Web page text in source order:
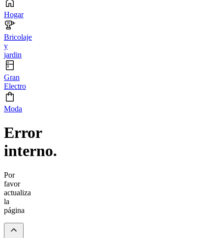
Hogar
Bricolaje
y
jardin
Gran
Electro
Moda
Error
interno.
Por
favor
actualiza
la
página